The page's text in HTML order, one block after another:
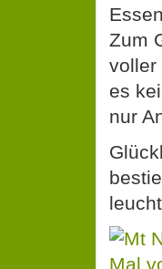
Zum
voller
es
nur